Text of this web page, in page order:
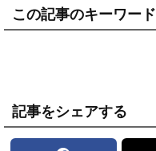
この記事のキーワード
記事をシェアする